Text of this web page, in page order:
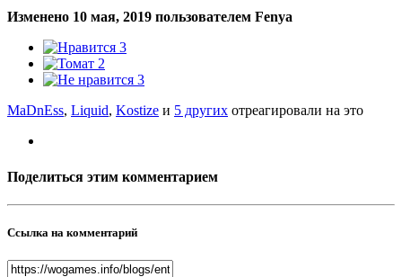
Изменено 10 мая, 2019 пользователем Fenya
3
2
3
MaDnEss, Liquid, Kostize и 5 других отреагировали на это
Поделиться этим комментарием
Ссылка на комментарий